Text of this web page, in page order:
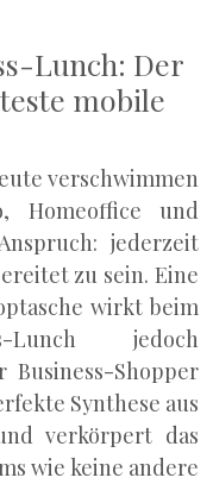
Lunch: Der
mobile
verschwimmen
Homeoffice und
jederzeit
zu sein. Eine
wirkt beim
Lunch jedoch
Shopper
Synthese aus
verkörpert das
wie keine andere